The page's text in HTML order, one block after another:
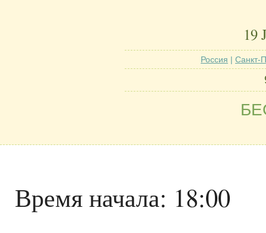
19
Россия | Санкт-
Время начала: 18:00